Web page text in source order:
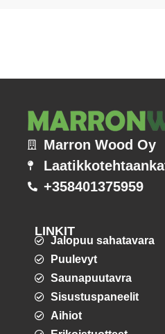
Marron Wood Oy
+358401375959
LINKIT
Jalopuu sahatavara
Puulevyt
Saunapuutavra
Sisustuspaneelit
Aihiot